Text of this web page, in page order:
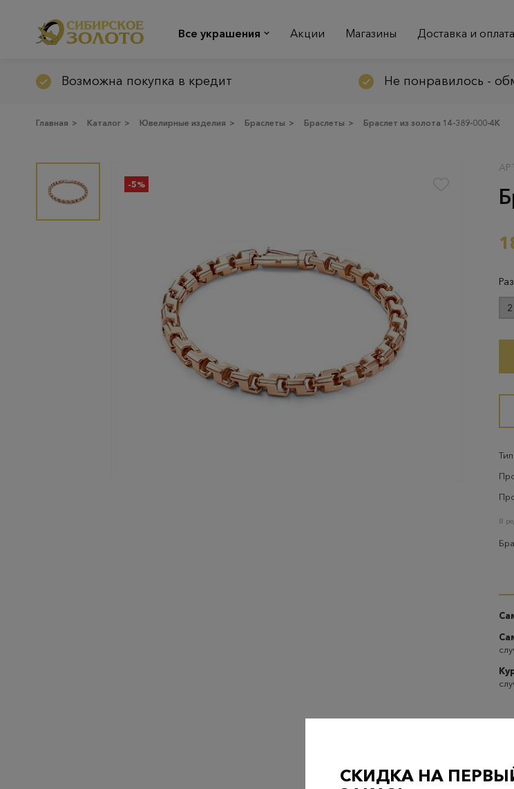
Все украшения Акции Магазины Доставка и оплата
Возможна покупка в кредит Не понравилось -
Главная > Каталог > Ювелирные изделия > Браслеты > Браслеты > Браслет из золота 14-389-000-4К
-5%
В
СКИДКА НА